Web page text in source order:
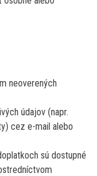
neoverených
údajov (napr.
cez e-mail alebo
sú dostupné